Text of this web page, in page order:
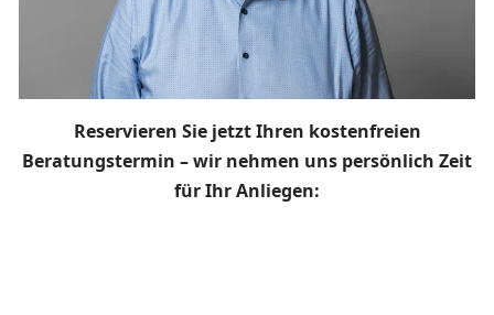
Reservieren Sie jetzt Ihren kostenfreien
Beratungstermin – wir nehmen uns persönlich Zeit
für Ihr Anliegen: